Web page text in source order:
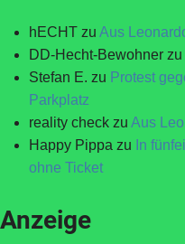
hECHT zu Aus
DD-Hecht-Bewohner zu
Stefan E. zu Protest
Parkplatz
reality check zu Aus
Happy Pippa zu In
ohne Ticket
Anzeige